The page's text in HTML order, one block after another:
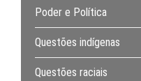
Poder e Política
Questões indígenas
Questões raciais